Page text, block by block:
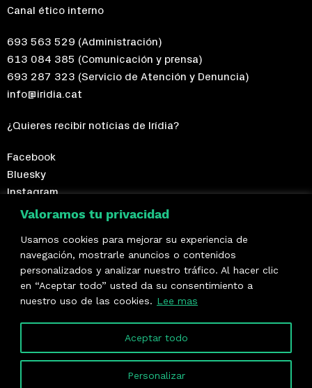
Valoramos tu privacidad
Usamos cookies para mejorar su experiencia de
navegación, mostrarle anuncios o contenidos
personalizados y analizar nuestro tráfico. Al hacer clic
en “Aceptar todo” usted da su consentimiento a
nuestro uso de las cookies. Lee mas
Personalizar
Aceptar todo
Canal ético interno
693 563 529 (Administración)
613 084 385 (Comunicación y prensa)
693 287 323 (Servicio de Atención y Denuncia)
info@iridia.cat
¿Quieres recibir notícias de Irídia?
Facebook
Bluesky
Instagram
Telegram
¡Hazte socio/a!
Formamos parte de